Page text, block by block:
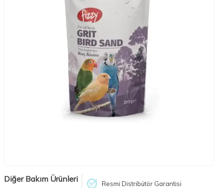
Diğer Bakım Ürünleri Resmi Distribütör Garantisi